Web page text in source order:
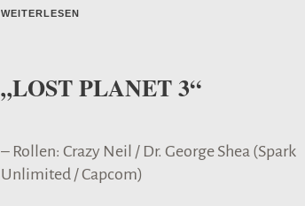
WEITERLESEN
„LOST PLANET 3“
– Rollen: Crazy Neil / Dr. George Shea (Spark
Unlimited / Capcom)